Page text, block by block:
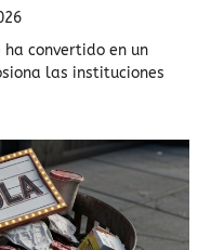
convertido en un
las instituciones